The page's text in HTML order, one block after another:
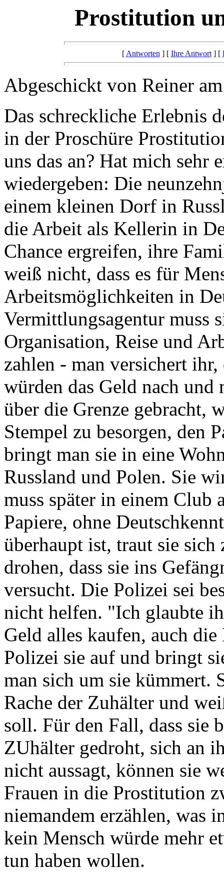
Prostitution
[Antworten] [ Ihre Antwort] [
Abgeschickt von Reiner
Das schreckliche Erlebnis
in der Proschüre
uns das an? Hat mich sehr
wiedergeben: Die
einem kleinen Dorf in
die Arbeit als Kellerin in
Chance ergreifen, ihre
weiß nicht, dass es für
Arbeitsmöglichkeiten in
Vermittlungsagentur muss
Organisation, Reise und
zahlen - man versichert
würden das Geld nach und
über die Grenze gebracht,
Stempel zu besorgen, den
bringt man sie in eine
Russland und Polen. Sie
muss später in einem Club
Papiere, ohne
überhaupt ist, traut sie
drohen, dass sie ins
versucht. Die Polizei sei
nicht helfen. "Ich glaubte
Geld alles kaufen, auch
Polizei sie auf und bringt
man sich um sie kümmert.
Rache der Zuhälter und
soll. Für den Fall, dass sie
ZUhälter gedroht, sich an
nicht aussagt, können sie
Frauen in die Prostitution
niemandem erzählen, was
kein Mensch würde mehr
tun haben wollen.